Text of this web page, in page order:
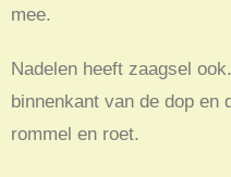
mee.
Nadelen heeft zaagsel
binnenkant van de dop
rommel en roet.